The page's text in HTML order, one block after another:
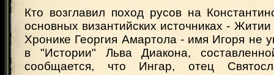
Кто возглавил поход русов на
основных византийских источниках -
Хронике Георгия Амартола - имя Игоря не
в "Истории" Льва Диакона,
сообщается, что Ингар, отец